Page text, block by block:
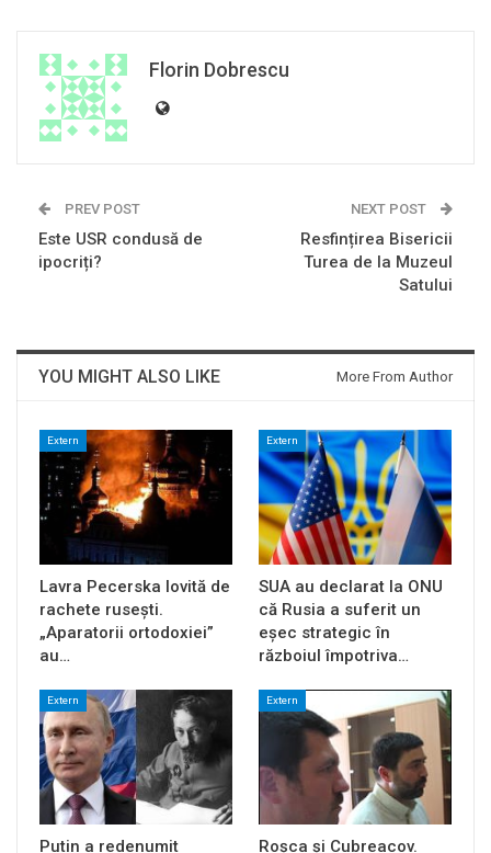
Florin Dobrescu
PREV POST
Este USR condusă de
ipocriți?
NEXT POST
Resfințirea Bisericii
Turea de la Muzeul
Satului
YOU MIGHT ALSO LIKE More From Author
Extern
Lavra Pecerska lovită de
rachete rusești.
„Aparatorii ortodoxiei”
au…
Extern
SUA au declarat la ONU
că Rusia a suferit un
eșec strategic în
războiul împotriva…
Extern
Putin a redenumit
Extern
Roșca și Cubreacov.